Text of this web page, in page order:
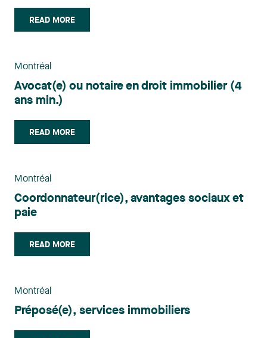
READ MORE
Montréal
Avocat(e) ou notaire en droit immobilier (4
ans min.)
READ MORE
Montréal
Coordonnateur(rice), avantages sociaux et
paie
READ MORE
Montréal
Préposé(e), services immobiliers